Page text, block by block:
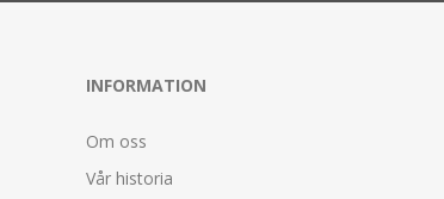
INFORMATION
Om oss
Vår historia